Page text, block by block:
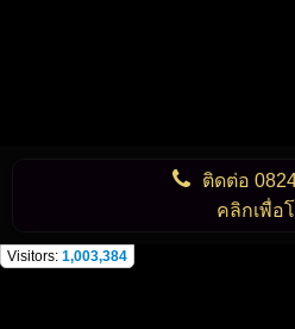
ติดต่อ
คลิกเพื่อ
Visitors: 1,003,384